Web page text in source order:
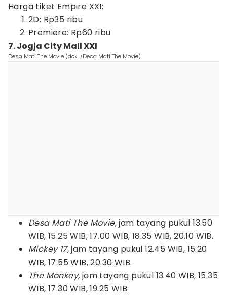
Harga tiket Empire XXI:
2D: Rp35 ribu
Premiere: Rp60 ribu
7. Jogja City Mall XXI
Desa Mati The Movie (dok. /Desa Mati The Movie)
Desa Mati The Movie,jam tayang pukul 13.50
WIB, 15.25 WIB, 17.00 WIB, 18.35 WIB, 20.10 WIB.
Mickey 17,jam tayang pukul 12.45 WIB, 15.20
WIB, 17.55 WIB, 20.30 WIB.
The Monkey, jam tayang pukul 13.40 WIB, 15.35
WIB, 17.30 WIB, 19.25 WIB.